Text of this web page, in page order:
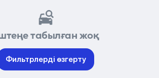
табылған жоқ
Фильтрлерді өзгерту